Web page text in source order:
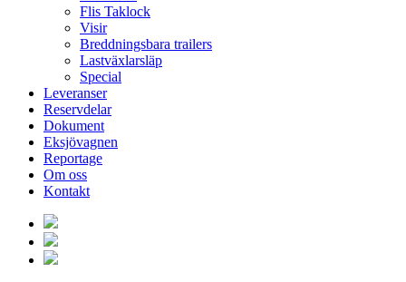
Flis Taklock
Visir
Breddningsbara trailers
Lastväxlarsläp
Special
Leveranser
Reservdelar
Dokument
Eksjövagnen
Reportage
Om oss
Kontakt